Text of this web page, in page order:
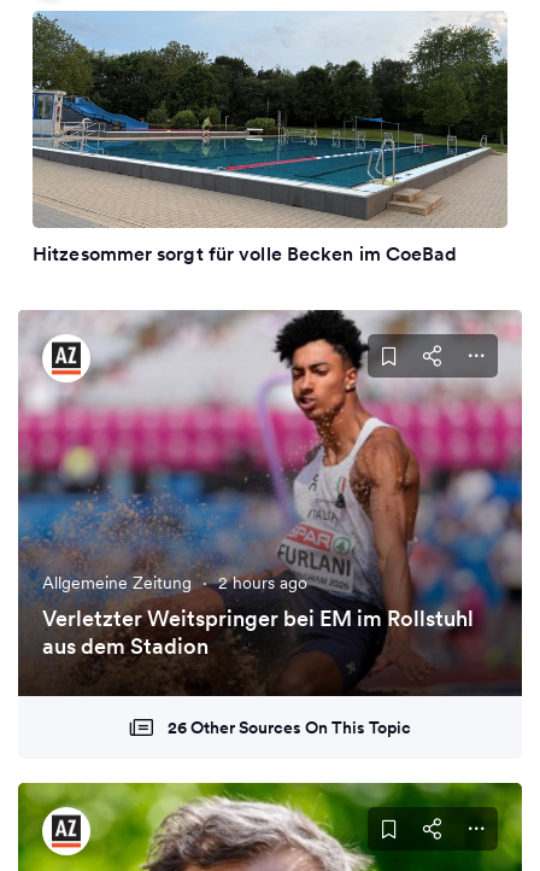
Hitzesommer sorgt für volle Becken im CoeBad
Allgemeine Zeitung · 2 hours ago
Verletzter Weitspringer bei EM im Rollstuhl
aus dem Stadion
26 Other Sources On This Topic